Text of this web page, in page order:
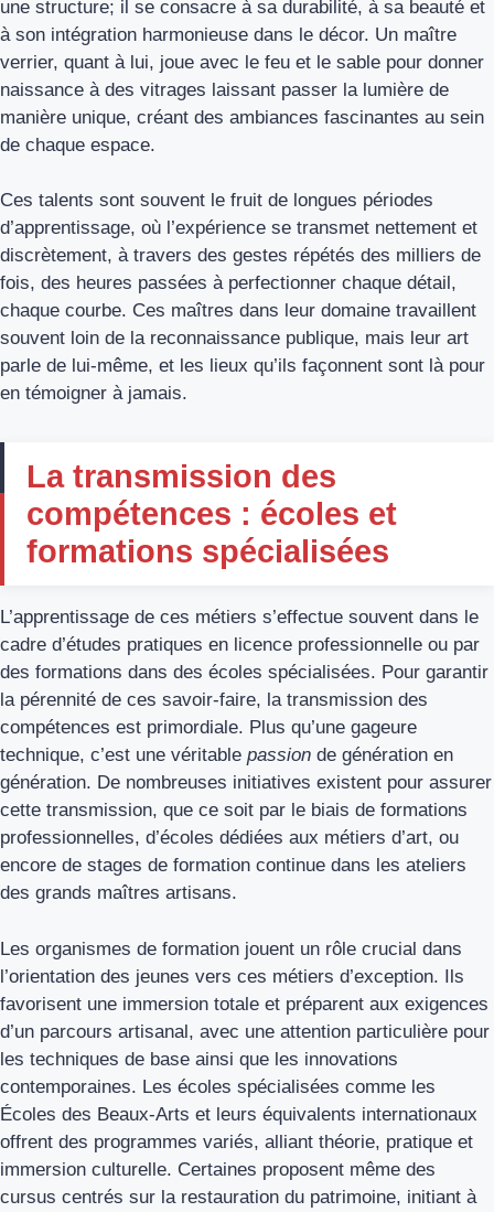
une structure; il se consacre à sa durabilité, à sa beauté et
à son intégration harmonieuse dans le décor. Un maître
verrier, quant à lui, joue avec le feu et le sable pour donner
naissance à des vitrages laissant passer la lumière de
manière unique, créant des ambiances fascinantes au sein
de chaque espace.
Ces talents sont souvent le fruit de longues périodes
d’apprentissage, où l’expérience se transmet nettement et
discrètement, à travers des gestes répétés des milliers de
fois, des heures passées à perfectionner chaque détail,
chaque courbe. Ces maîtres dans leur domaine travaillent
souvent loin de la reconnaissance publique, mais leur art
parle de lui-même, et les lieux qu’ils façonnent sont là pour
en témoigner à jamais.
La transmission des
compétences : écoles et
formations spécialisées
L’apprentissage de ces métiers s’effectue souvent dans le
cadre d’études pratiques en licence professionnelle ou par
des formations dans des écoles spécialisées. Pour garantir
la pérennité de ces savoir-faire, la transmission des
compétences est primordiale. Plus qu’une gageure
technique, c’est une véritable passion de génération en
génération. De nombreuses initiatives existent pour assurer
cette transmission, que ce soit par le biais de formations
professionnelles, d’écoles dédiées aux métiers d’art, ou
encore de stages de formation continue dans les ateliers
des grands maîtres artisans.
Les organismes de formation jouent un rôle crucial dans
l’orientation des jeunes vers ces métiers d’exception. Ils
favorisent une immersion totale et préparent aux exigences
d’un parcours artisanal, avec une attention particulière pour
les techniques de base ainsi que les innovations
contemporaines. Les écoles spécialisées comme les
Écoles des Beaux-Arts et leurs équivalents internationaux
offrent des programmes variés, alliant théorie, pratique et
immersion culturelle. Certaines proposent même des
cursus centrés sur la restauration du patrimoine, initiant à